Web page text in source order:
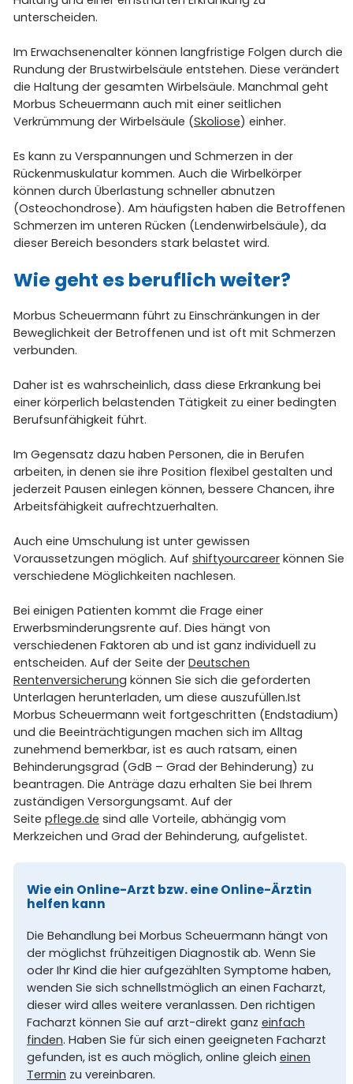
unterscheiden.
Im Erwachsenenalter können langfristige Folgen durch die
Rundung der Brustwirbelsäule entstehen. Diese verändert
die Haltung der gesamten Wirbelsäule. Manchmal geht
Morbus Scheuermann auch mit einer seitlichen
Verkrümmung der Wirbelsäule (Skoliose) einher.
Es kann zu Verspannungen und Schmerzen in der
Rückenmuskulatur kommen. Auch die Wirbelkörper
können durch Überlastung schneller abnutzen
(Osteochondrose). Am häufigsten haben die Betroffenen
Schmerzen im unteren Rücken (Lendenwirbelsäule), da
dieser Bereich besonders stark belastet wird.
Wie geht es beruflich weiter?
Morbus Scheuermann führt zu Einschränkungen in der
Beweglichkeit der Betroffenen und ist oft mit Schmerzen
verbunden.
Daher ist es wahrscheinlich, dass diese Erkrankung bei
einer körperlich belastenden Tätigkeit zu einer bedingten
Berufsunfähigkeit führt.
Im Gegensatz dazu haben Personen, die in Berufen
arbeiten, in denen sie ihre Position flexibel gestalten und
jederzeit Pausen einlegen können, bessere Chancen, ihre
Arbeitsfähigkeit aufrechtzuerhalten.
Auch eine Umschulung ist unter gewissen
Voraussetzungen möglich. Auf shiftyourcareerkönnen Sie
verschiedene Möglichkeiten nachlesen.
Bei einigen Patienten kommt die Frage einer
Erwerbsminderungsrente auf. Dies hängt von
verschiedenen Faktoren ab und ist ganz individuell zu
entscheiden. Auf der Seite der Deutschen
Rentenversicherung können Sie sich die geforderten
Unterlagen herunterladen, um diese auszufüllen.Ist
Morbus Scheuermann weit fortgeschritten (Endstadium)
und die Beeinträchtigungen machen sich im Alltag
zunehmend bemerkbar, ist es auch ratsam, einen
Behinderungsgrad (GdB – Grad der Behinderung) zu
beantragen. Die Anträge dazu erhalten Sie bei Ihrem
zuständigen Versorgungsamt. Auf der
Seite pflege.de sind alle Vorteile, abhängig vom
Merkzeichen und Grad der Behinderung, aufgelistet.
Wie ein Online-Arzt bzw. eine Online-Ärztin
helfen kann
Die Behandlung bei Morbus Scheuermann hängt von
der möglichst frühzeitigen Diagnostik ab. Wenn Sie
oder Ihr Kind die hier aufgezählten Symptome haben,
wenden Sie sich schnellstmöglich an einen Facharzt,
dieser wird alles weitere veranlassen. Den richtigen
Facharzt können Sie auf arzt-direkt ganz einfach
finden. Haben Sie für sich einen geeigneten Facharzt
gefunden, ist es auch möglich, online gleich einen
Termin zu vereinbaren.